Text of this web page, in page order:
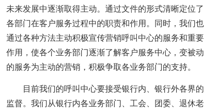
未来发展中逐渐取得主动。通过文件的形式清晰定位了
各部门在客户服务过程中的职责和作用。同时，我们也
通过各种方法主动积极宣传营销呼叫中心的服务和重要
作用，使各个业务部门逐渐了解客户服务中心，变被动
的服务为主动的营销，积极争取各业务部门的支持。
目前我们的呼叫中心要接受银行内、银行外各界的
监督。我们从银行内各业务部门、工会、团委、退休老